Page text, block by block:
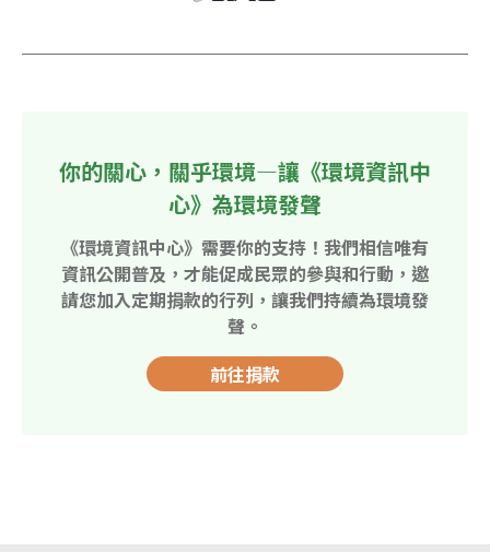
你的關心，關乎環境—讓《環境資訊中
心》為環境發聲
《環境資訊中心》需要你的支持！我們相信唯有
資訊公開普及，才能促成民眾的參與和行動，邀
請您加入定期捐款的行列，讓我們持續為環境發
聲。
前往捐款